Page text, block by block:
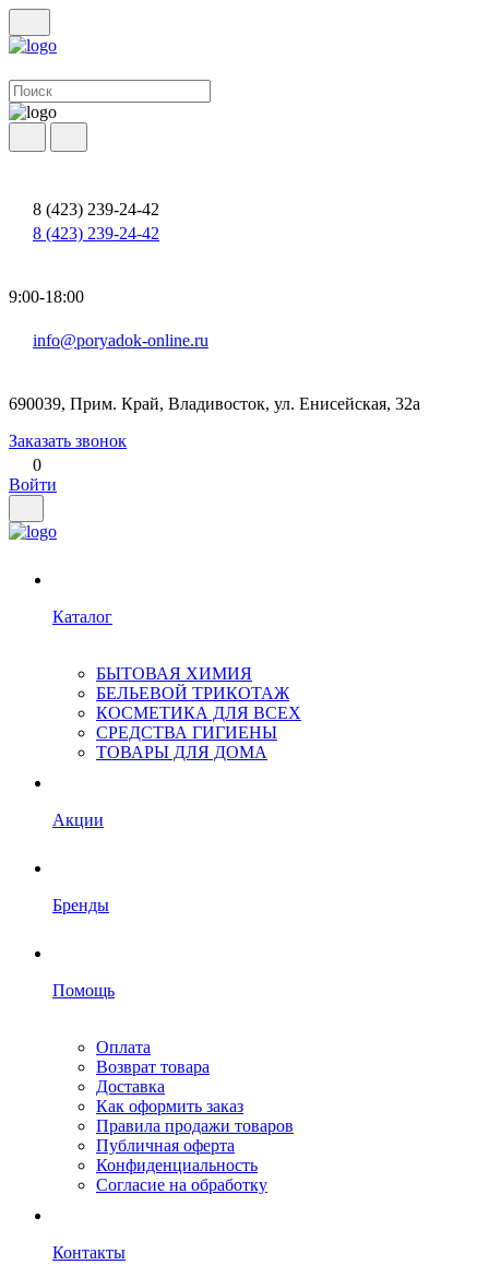
8 (423) 239-24-42
8 (423) 239-24-42
9:00-18:00
info@poryadok-online.ru
690039, Прим. Край, Владивосток, ул. Енисейская, 32а
Заказать звонок
0
Войти
Каталог
БЫТОВАЯ ХИМИЯ
БЕЛЬЕВОЙ ТРИКОТАЖ
КОСМЕТИКА ДЛЯ ВСЕХ
СРЕДСТВА ГИГИЕНЫ
ТОВАРЫ ДЛЯ ДОМА
Акции
Бренды
Помощь
Оплата
Возврат товара
Доставка
Как оформить заказ
Правила продажи товаров
Публичная оферта
Конфиденциальность
Согласие на обработку
Контакты